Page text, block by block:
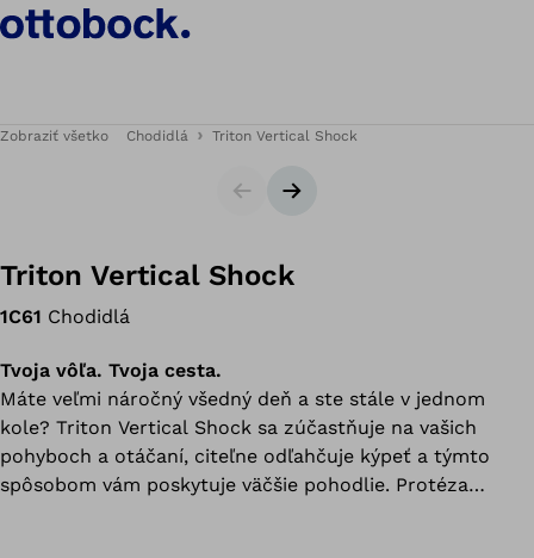
Zobraziť všetko Chodidlá Triton Vertical Shock
SnímkyNasledujúca snímka
Triton Vertical Shock
1C61 Chodidlá
Tvoja vôľa. Tvoja cesta.
Máte veľmi náročný všedný deň a ste stále v jednom
kole? Triton Vertical Shock sa zúčastňuje na vašich
pohyboch a otáčaní, citeľne odľahčuje kýpeť a týmto
spôsobom vám poskytuje väčšie pohodlie. Protéza